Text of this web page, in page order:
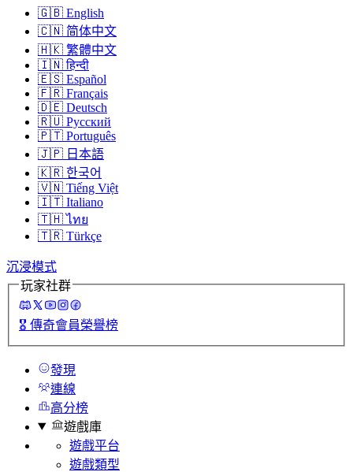
🇬🇧 English
🇨🇳 简体中文
🇭🇰 繁體中文
🇮🇳 हिन्दी
🇪🇸 Español
🇫🇷 Français
🇩🇪 Deutsch
🇷🇺 Русский
🇵🇹 Português
🇯🇵 日本語
🇰🇷 한국어
🇻🇳 Tiếng Việt
🇮🇹 Italiano
🇹🇭 ไทย
🇹🇷 Türkçe
沉浸模式
玩家社群
🎖️ 傳奇會員榮譽榜
發現
連線
高分榜
遊戲庫
遊戲平台
遊戲類型